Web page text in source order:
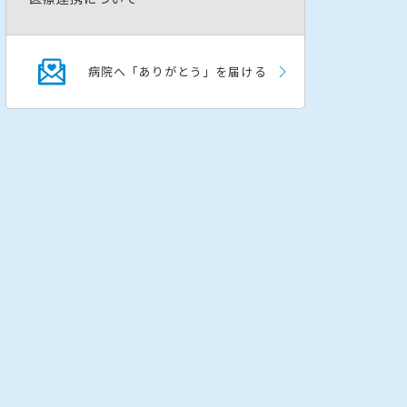
病院へ「ありがとう」を届ける